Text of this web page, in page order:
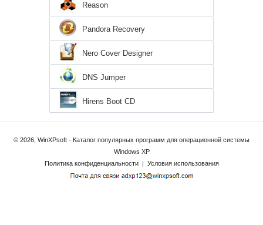
Reason
Pandora Recovery
Nero Cover Designer
DNS Jumper
Hirens Boot CD
© 2026, WinXPsoft - Каталог популярных программ для операционной системы
Windows XP
Политика конфиденциальности
| Условия использования